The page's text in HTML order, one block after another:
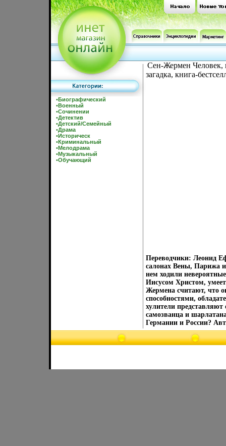
•Биографический
•Военный
•Сочинении
•Детектив
•Детский/Семейный
•Драма
•Историческ
•Криминальный
•Мелодрама
•Музыкальный
•Обучающий
Сен-Жермен Человек,
загадка, книга-
Переводчики: Леонид
салонах Вены, Парижа
нем ходили
Иисусом Христом,
Жермена считают, что
способностями,
хулители представляют
самозванца и
Германии и России?